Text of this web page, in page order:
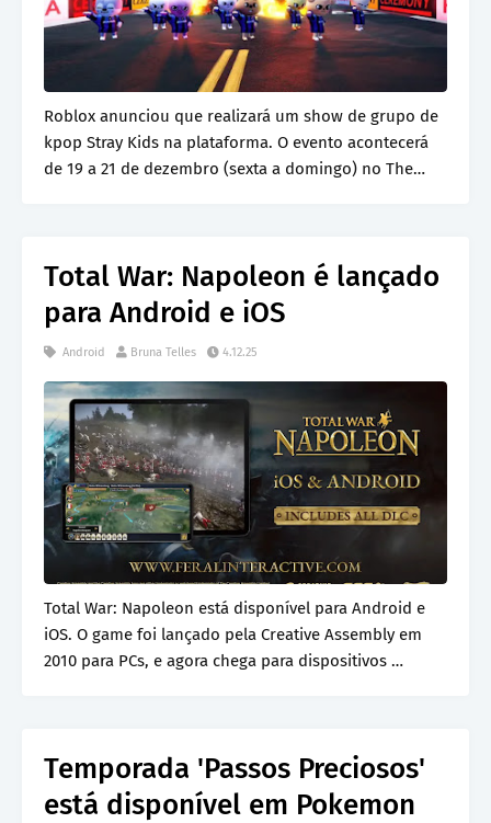
Roblox anunciou que realizará um show de grupo de
kpop Stray Kids na plataforma. O evento acontecerá
de 19 a 21 de dezembro (sexta a domingo) no The…
Total War: Napoleon é lançado
para Android e iOS
Android Bruna Telles 4.12.25
Total War: Napoleon está disponível para Android e
iOS. O game foi lançado pela Creative Assembly em
2010 para PCs, e agora chega para dispositivos …
Temporada 'Passos Preciosos'
está disponível em Pokemon